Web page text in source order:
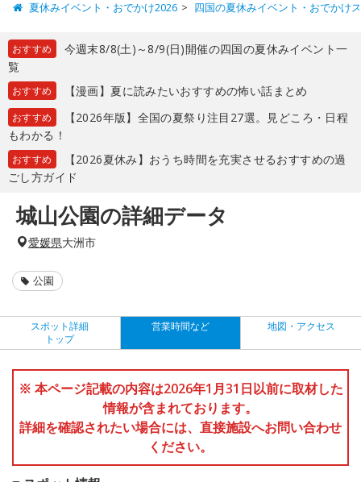
夏休みイベント・おでかけ2026 四国の夏休みイベント・おでかけ
おすすめ
今週末8/8(土)～8/9(日)開催の四国の夏休みイベント一
覧
おすすめ 【漫画】夏に読みたいおすすめの怖い話まとめ
おすすめ
【2026年版】全国の夏祭り注目27選。見どころ・日程
もわかる！
おすすめ
【2026夏休み】おうち時間を充実させるおすすめの過
ごし方ガイド
城山公園の詳細データ
愛媛県大洲市
公園
スポット詳細
トップ
営業時間など 地図・アクセス
※ 本ページ記載の内容は2026年1月31日以前に取材した
情報が含まれております。
詳細を確認されたい場合には、直接施設へお問い合わせ
ください。